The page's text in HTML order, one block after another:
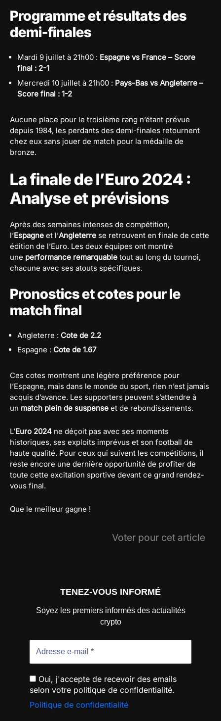
Programme et résultats des
demi-finales
Mardi 9 juillet à 21h00 : Espagne vs France – Score
final : 2-1
Mercredi 10 juillet à 21h00 : Pays-Bas vs Angleterre –
Score final : 1-2
Aucune place pour le troisième rang n’étant prévue
depuis 1984, les perdants des demi-finales retournent
chez eux sans jouer de match pour la médaille de
bronze.
La finale de l’Euro 2024 :
Analyse et prévisions
Après des semaines intenses de compétition,
l’Espagne et l’Angleterre se retrouvent en finale de cette
édition de l’Euro. Les deux équipes ont montré
une performance remarquable tout au long du tournoi,
chacune avec ses atouts spécifiques.
Pronostics et cotes pour le
match final
Angleterre : Cote de 2.2
Espagne : Cote de 1.67
Ces cotes montrent une légère préférence pour
l’Espagne, mais dans le monde du sport, rien n’est jamais
acquis d’avance. Les supporters peuvent s’attendre à
un match plein de suspense et de rebondissements.
L’Euro 2024 ne déçoit pas avec ses moments
historiques, ses exploits imprévus et son football de
haute qualité. Pour ceux qui suivent les compétitions, il
reste encore une dernière opportunité de profiter de
toute cette excitation sportive devant ce grand rendez-
vous final.
Que le meilleur gagne !
Voter pour cet article
TENEZ-VOUS INFORMÉ
Soyez les premiers informés des actualités
crypto
Oui, j'accepte de recevoir des emails
selon votre politique de confidentialité.
Politique de confidentialité